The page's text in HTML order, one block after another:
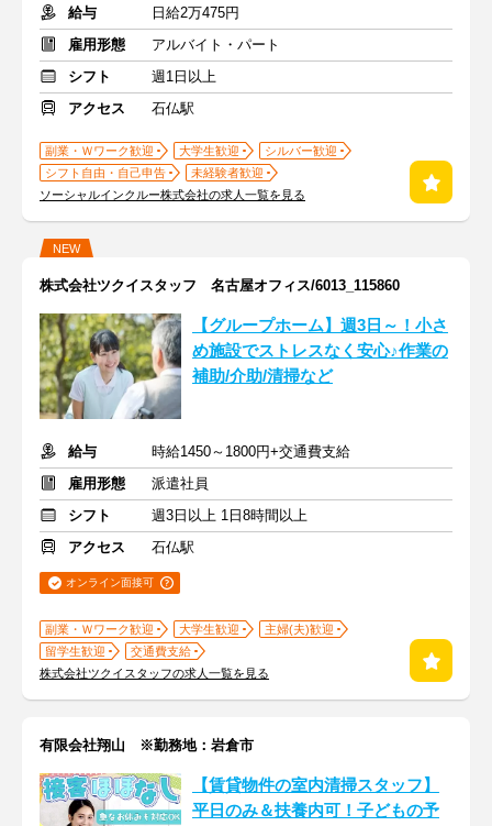
給与
日給2万475円
雇用形態
アルバイト・パート
シフト
週1日以上
アクセス
石仏駅
副業・Ｗワーク歓迎 大学生歓迎
シルバー歓迎
シフト自由・自己申告
未経験者歓迎
ソーシャルインクルー株式会社の求人一覧を見る
NEW
株式会社ツクイスタッフ 名古屋オフィス/6013_115860
【グループホーム】週3日～！小さ
め施設でストレスなく安心♪作業の
補助/介助/清掃など
給与
時給1450～1800円+交通費支給
雇用形態
派遣社員
シフト
週3日以上 1日8時間以上
アクセス
石仏駅
オンライン面接可
副業・Ｗワーク歓迎 大学生歓迎
主婦(夫)歓迎
留学生歓迎
交通費支給
株式会社ツクイスタッフの求人一覧を見る
有限会社翔山 ※勤務地：岩倉市
【賃貸物件の室内清掃スタッフ】
平日のみ＆扶養内可！子どもの予